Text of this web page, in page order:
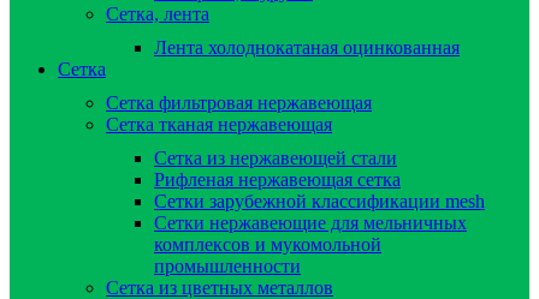
Сетка, лента
Лента холоднокатаная оцинкованная
Сетка
Сетка фильтровая нержавеющая
Сетка тканая нержавеющая
Сетка из нержавеющей стали
Рифленая нержавеющая сетка
Сетки зарубежной классификации mesh
Сетки нержавеющие для мельничных
комплексов и мукомольной
промышленности
Сетка из цветных металлов